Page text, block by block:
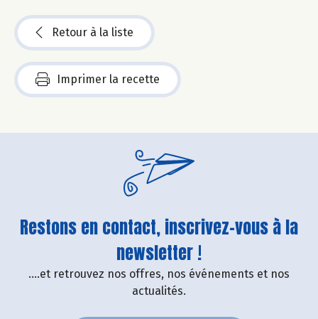
Retour à la liste
Imprimer la recette
Restons en contact, inscrivez-vous à la
newsletter !
....et retrouvez nos offres, nos événements et nos
actualités.